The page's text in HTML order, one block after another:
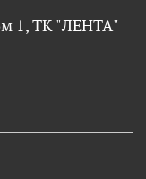
1, ТК "ЛЕНТА"